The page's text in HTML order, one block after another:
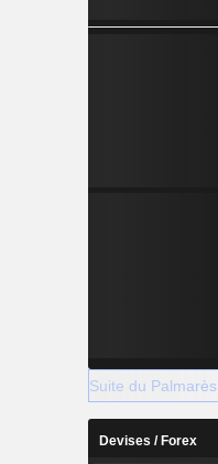
Suite du Palmarès
Devises / Forex